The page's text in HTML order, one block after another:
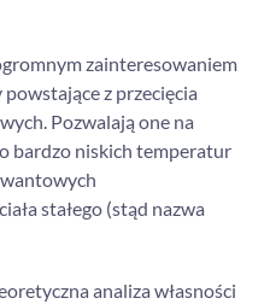
zainteresowaniem
z przecięcia
Pozwalają one na
bardzo niskich temperatur
stałego (stąd nazwa
analiza własności